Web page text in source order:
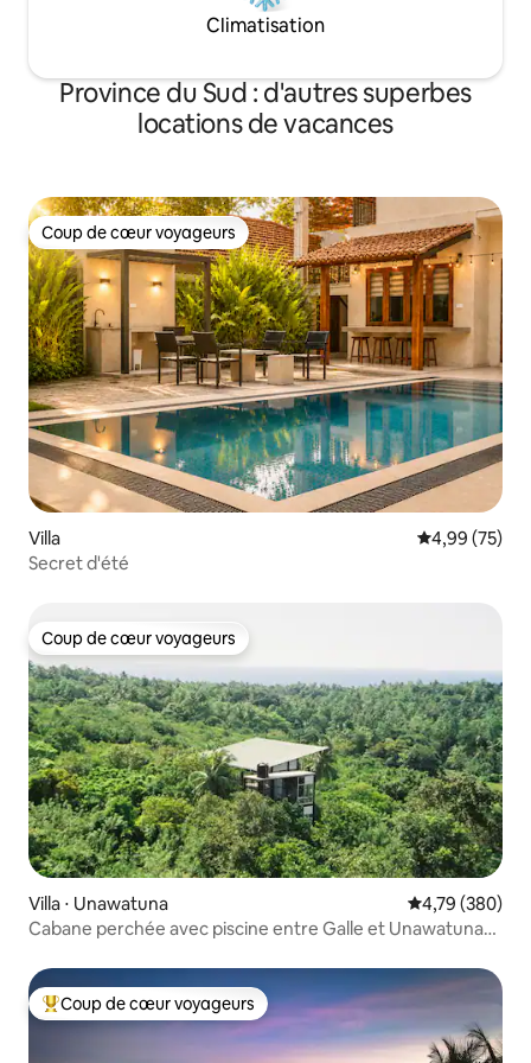
Climatisation
Province du Sud : d'autres superbes
locations de vacances
Coup de cœur voyageurs
Coup de cœur voyageurs
Villa Évaluation
4,99 (75)
Secret d'été
Coup de cœur voyageurs
Coup de cœur voyageurs
Villa ⋅ Unawatuna Évaluation
4,79 (380)
Cabane perchée avec piscine entre Galle et Unawatuna
Coups de cœur voyageurs les plus appréciés
Coup de cœur voyageurs